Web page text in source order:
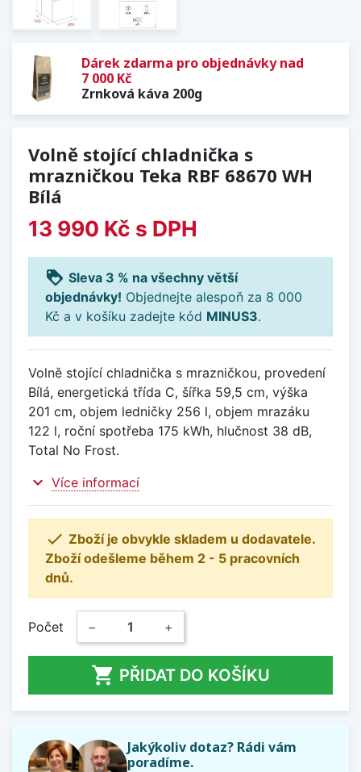
Dárek zdarma pro objednávky nad
7 000 Kč
Zrnková káva 200g
Volně stojící chladnička s
mrazničkou Teka RBF 68670 WH
Bílá
13 990 Kč s DPH
loyalty Sleva 3 % na všechny větší
objednávky! Objednejte alespoň za 8 000
Kč a v košíku zadejte kód MINUS3.
Volně stojící chladnička s mrazničkou, provedení
Bílá, energetická třída C, šířka 59,5 cm, výška
201 cm, objem ledničky 256 l, objem mrazáku
122 l, roční spotřeba 175 kWh, hlučnost 38 dB,
Total No Frost.
expand_more Více informací
 Zboží je obvykle skladem u dodavatele.
Zboží odešleme během 2 - 5 pracovních
dnů.
Počet − +
 PŘIDAT DO KOŠÍKU
Jakýkoliv dotaz? Rádi vám
poradíme.